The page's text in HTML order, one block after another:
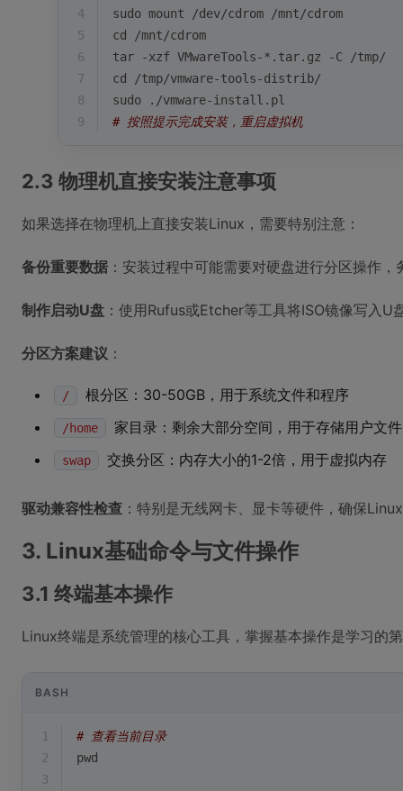
4
sudo mount /dev/cdrom /mnt/cdrom
5
cd
/mnt/cdrom
6
tar -xzf VMwareTools-*.tar.gz -C /tmp/
7
cd
/tmp/vmware-tools-distrib/
8
sudo ./vmware-install.pl
9
# 按照提示完成安装，重启虚拟机
2.3 物理机直接安装注意事项
如果选择在物理机上直接安装Linux，需要特别注意：
备份重要数据 ：安装过程中可能需要对硬盘进行分区操作
制作启动U盘 ：使用Rufus或Etcher等工具将ISO镜像写入U
分区方案建议 ：
/ 根分区：30-50GB，用于系统文件和程序
/home 家目录：剩余大部分空间，用于存储用户文件
swap 交换分区：内存大小的1-2倍，用于虚拟内存
驱动兼容性检查 ：特别是无线网卡、显卡等硬件，确保
3. Linux基础命令与文件操作
3.1 终端基本操作
Linux终端是系统管理的核心工具，掌握基本操作是学习的
BASH
1
# 查看当前目录
2
pwd
3